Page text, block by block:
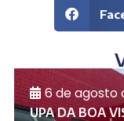
6 de agosto
UPA DA BOA